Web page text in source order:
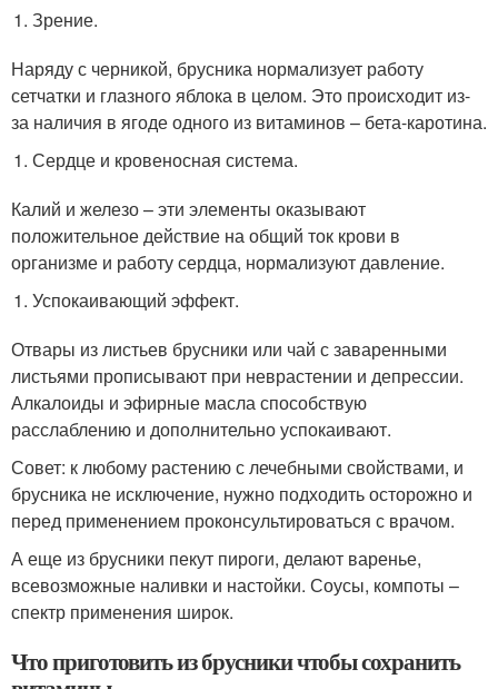
Зрение.
Наряду с черникой, брусника нормализует работу
сетчатки и глазного яблока в целом. Это происходит из-
за наличия в ягоде одного из витаминов – бета-каротина.
Сердце и кровеносная система.
Калий и железо – эти элементы оказывают
положительное действие на общий ток крови в
организме и работу сердца, нормализуют давление.
Успокаивающий эффект.
Отвары из листьев брусники или чай с заваренными
листьями прописывают при неврастении и депрессии.
Алкалоиды и эфирные масла способствую
расслаблению и дополнительно успокаивают.
Совет: к любому растению с лечебными свойствами, и
брусника не исключение, нужно подходить осторожно и
перед применением проконсультироваться с врачом.
А еще из брусники пекут пироги, делают варенье,
всевозможные наливки и настойки. Соусы, компоты –
спектр применения широк.
Что приготовить из брусники чтобы сохранить